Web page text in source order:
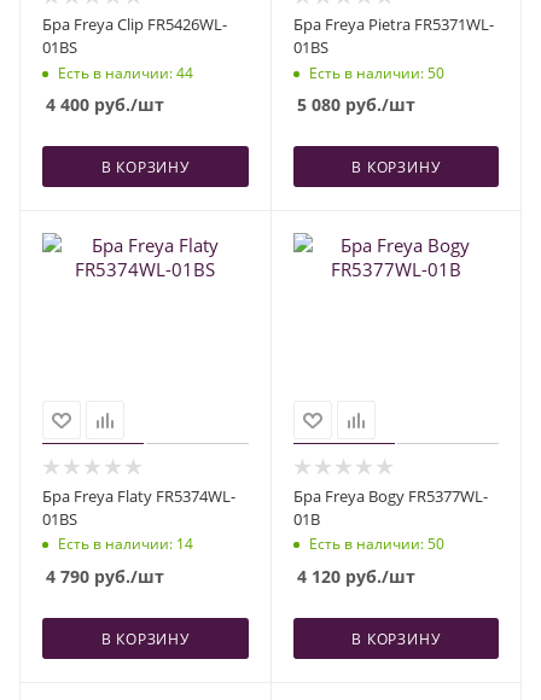
Бра Freya Clip FR5426WL-
01BS
Есть в наличии: 44
4 400 руб./шт
В КОРЗИНУ
Бра Freya Pietra FR5371WL-
01BS
Есть в наличии: 50
5 080руб./шт
В КОРЗИНУ
Бра Freya Flaty FR5374WL-
01BS
Есть в наличии: 14
4 790 руб./шт
В КОРЗИНУ
Бра Freya Bogy FR5377WL-
01B
Есть в наличии: 50
4 120руб./шт
В КОРЗИНУ